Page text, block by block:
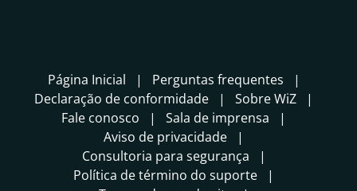
Página Inicial
Perguntas frequentes
Declaração de conformidade
Sobre WiZ
Fale conosco
Sala de imprensa
Aviso de privacidade
Consultoria para segurança
Política de término do suporte